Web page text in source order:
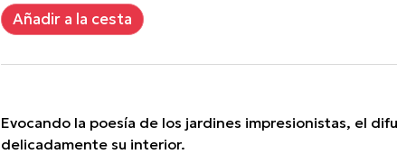
Evocando la poesía de los jardines impresionistas, el
delicadamente su interior.